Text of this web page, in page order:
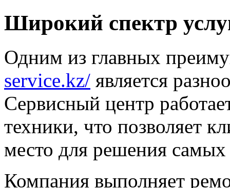
Широкий спектр
Одним из главных
service.kz/ является
Сервисный центр
техники, что позволяет
место для решения самых
Компания выполняет